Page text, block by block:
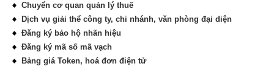
Chuyển cơ quan quản lý thuế
Dịch vụ giải thể công ty, chi nhánh, văn phòng đại diện
Đăng ký bảo hộ nhãn hiệu
Đăng ký mã số mã vạch
Bảng giá Token, hoá đơn điện tử